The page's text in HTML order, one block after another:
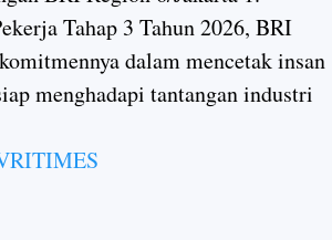
Tahap 3 Tahun 2026, BRI
dalam mencetak insan
menghadapi tantangan industri